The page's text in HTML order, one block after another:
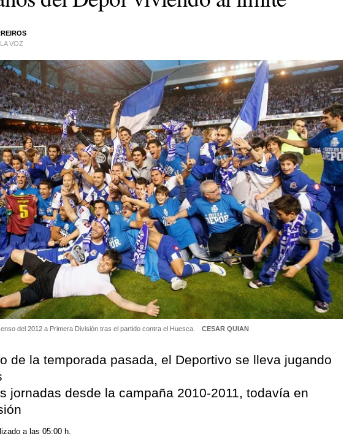
VOZ
del 2012 a Primera División tras el partido contra el Huesca. CESAR QUIAN
de la temporada pasada, el Deportivo se lleva jugando
jornadas desde la campaña 2010-2011, todavía en
a las 05:00 h.